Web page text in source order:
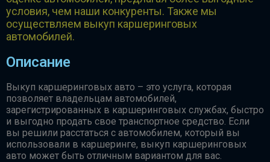
условия, чем наши конкуренты. Также мы
осуществляем выкуп каршеринговых
автомобилей.
Описание
Выкуп каршеринговых авто – это услуга, которая
позволяет владельцам автомобилей,
зарегистрированных в каршеринговых службах, быстро
и выгодно продать свое транспортное средство. Если
вы решили расстаться с автомобилем, который вы
использовали в каршеринге, выкуп каршеринговых
авто может быть отличным вариантом для вас.